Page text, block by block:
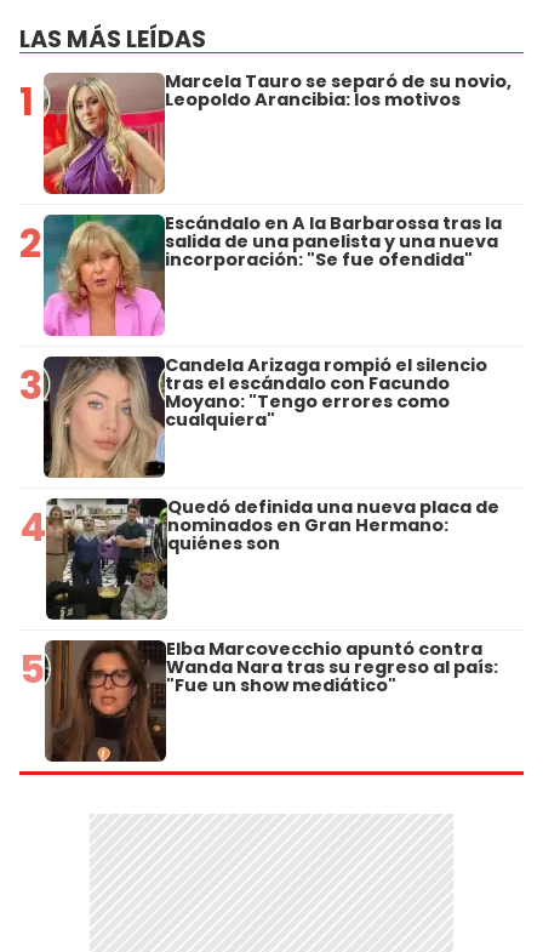
LAS MÁS LEÍDAS
1 Marcela Tauro se separó de su novio,
Leopoldo Arancibia: los motivos
2 Escándalo en A la Barbarossa tras la
salida de una panelista y una nueva
incorporación: "Se fue ofendida"
3 Candela Arizaga rompió el silencio
tras el escándalo con Facundo
Moyano: "Tengo errores como
cualquiera"
4 Quedó definida una nueva placa de
nominados en Gran Hermano:
quiénes son
5 Elba Marcovecchio apuntó contra
Wanda Nara tras su regreso al país:
"Fue un show mediático"